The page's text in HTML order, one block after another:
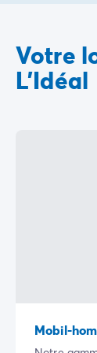
Votre
L'Idéal
Mobil-